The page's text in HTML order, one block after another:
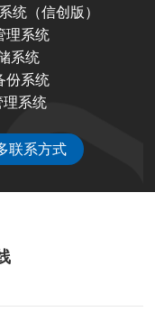
统（信创版）
理系统
系统
份系统
理系统
联系方式